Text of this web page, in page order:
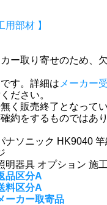
用部材 】
ー取り寄せのため、
す。詳細は メーカー
ださい。
く販売終了となって
約をするものではあり
ナソニック HK9040
明器具 オプション 施
品区分A
料区分A
ーカー取寄品